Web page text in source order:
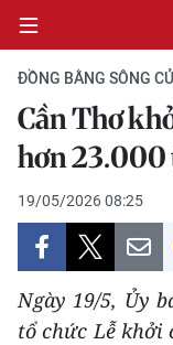
CHÍNH TRỊ
KINH TẾ
VĂN HÓA
XÃ HỘI
ĐỒNG BẰNG SÔNG
Cần Thơ
hơn 23.000
19/05/2026 08:25
Ngày 19/5, Ủy
tổ chức Lễ khởi